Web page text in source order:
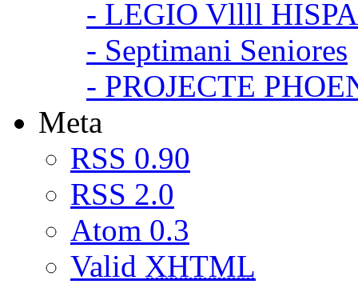
- LEGIO Vllll
- Septimani Seniores
- PROJECTE
Meta
RSS 0.90
RSS 2.0
Atom 0.3
Valid XHTML